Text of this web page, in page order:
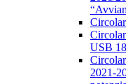
USB
2021-